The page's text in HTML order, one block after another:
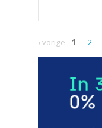
‹ vorige 1 2